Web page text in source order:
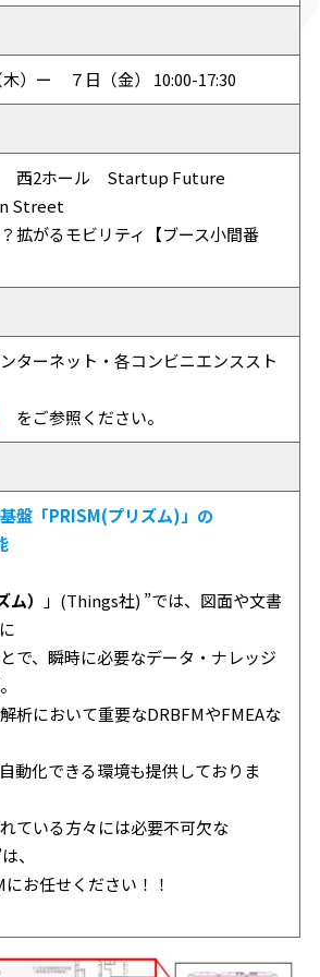
木）ー ７日（金） 10:00-17:30
西2ホール Startup Future
Street
拡がるモビリティ【ブース小間番
ターネット・各コンビニエンススト
をご参照ください。
盤「PRISM(プリズム)」の
ム）
」(Things社) ”では、図面や文書
で、瞬時に必要なデータ・ナレッジ
析において重要なDRBFMやFMEAな
動化できる環境も提供しておりま
ている方々には必要不可欠な
、
お任せください！！